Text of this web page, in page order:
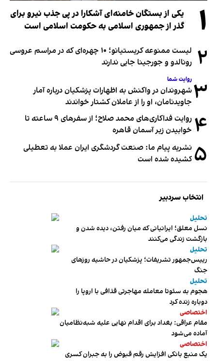
۱
یکی از بستگان خامنه‌ای آشکارا در پی جذب نیرو برای
گذر از جمهوری اسلامی به حکومت اسلامی است
۲
لیست ممنوعه کریستیانو؛ ۱۰ چهره‌ای که در مراسم عروسی
رونالدو و جورجینا جایی ندارند
۳ روایت شما
شهروندان در واکنش به اظهارات پزشکیان درباره آمار
جاویدنامان، او را از عاملان کشتار خواندند
۴
روایت فداکاری‌های محمد صلاح؛ از سفرهای ۹ ساعته تا
خوابیدن زیر آسمان قاهره
۵ نشریه پیام ما: صنعت گردشگری ایران عملا به تعطیلی
کشیده شده است
انتخاب سردبیر
تحلیل
نسل معلق؛ ایرانیانی که میان رفتن، دیده شدن و
بازگشت زندگی می‌کنند
تحلیل
رییس‌جمهور تشریفات؛ پزشکیان در حاشیه روزهای
جنگ
تحلیل
هجوم به سئوتا معامله مهاجرتی قذافی با اروپا را
دوباره زنده کرد
اختصاصی
مقام عراقی: بغداد برای اقدام نهایی علیه شبه‌نظامیان
آماده می‌شود
اختصاصی
یک منبع بانکی افزایش رقم قبوض را به جبران کسری